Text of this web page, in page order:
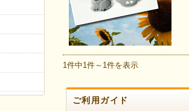
1件中1件～1件を表示
ご利用ガイド